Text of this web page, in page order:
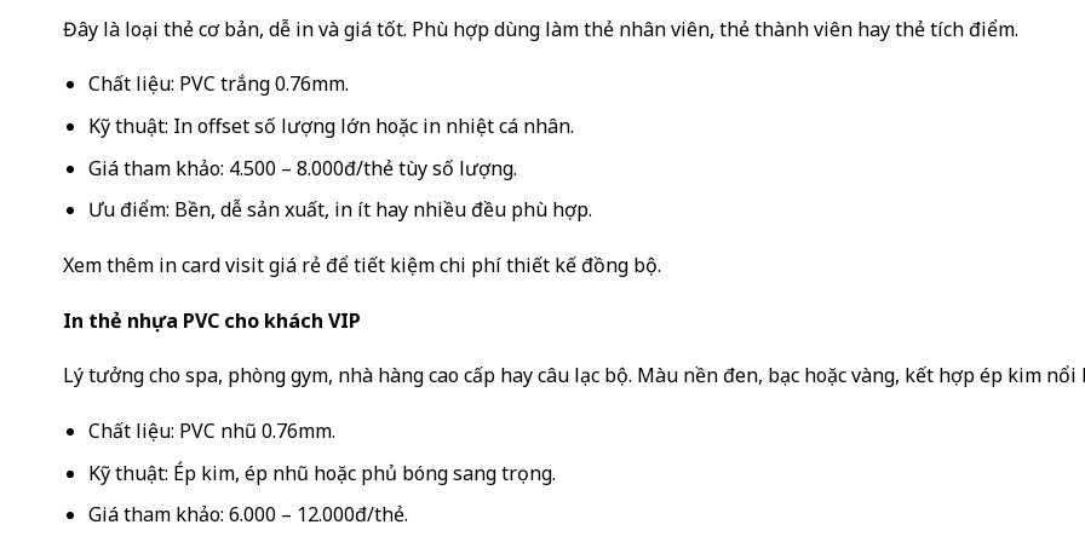
Đây là loại thẻ cơ bản, dễ in và giá tốt. Phù hợp dùng làm thẻ nhân viên, thẻ thành viên hay thẻ tích điểm.
Chất liệu: PVC trắng 0.76mm.
Kỹ thuật: In offset số lượng lớn hoặc in nhiệt cá nhân.
Giá tham khảo: 4.500 – 8.000đ/thẻ tùy số lượng.
Ưu điểm: Bền, dễ sản xuất, in ít hay nhiều đều phù hợp.
Xem thêm in card visit giá rẻ để tiết kiệm chi phí thiết kế đồng bộ.
In thẻ nhựa PVC cho khách VIP
Lý tưởng cho spa, phòng gym, nhà hàng cao cấp hay câu lạc bộ. Màu nền đen, bạc hoặc vàng, kết hợp ép kim nổi
Chất liệu: PVC nhũ 0.76mm.
Kỹ thuật: Ép kim, ép nhũ hoặc phủ bóng sang trọng.
Giá tham khảo: 6.000 – 12.000đ/thẻ.